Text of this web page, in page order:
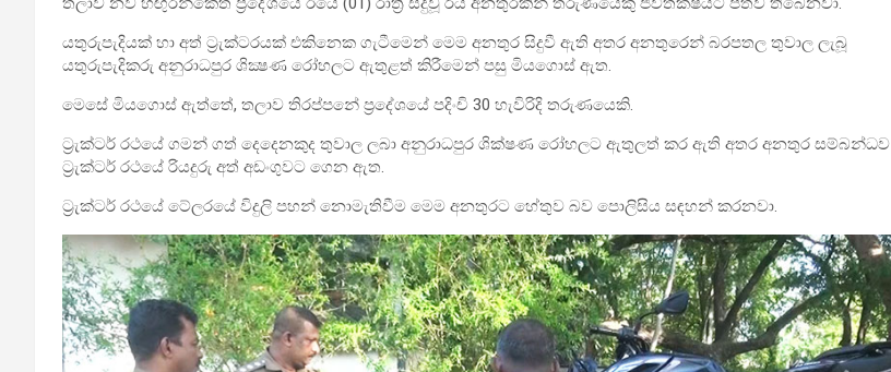
යතුරුපැදියක් හා අත් ට්‍රැක්ටරයක් එකිනෙක ගැටීමෙන් මෙම අනතුර සිදුවී ඇති අතර අනතුරෙන් බරපතල තුවාල ලැබූ
යතුරුපැදිකරු අනුරාධපුර ශික්‍ෂණ රෝහලට ඇතුළත් කිරීමෙන් පසු මියගොස් ඇත.
මෙසේ මියගොස් ඇත්තේ, තලාව තිරප්පනේ ප්‍රදේශයේ පදිංචි 30 හැවිරිදි තරුණයෙකි.
ට්‍රැක්ටර් රථයේ ගමන් ගත් දෙදෙනකුද තුවාල ලබා අනුරාධපුර ශික්ෂණ රෝහලට ඇතුලත් කර ඇති අතර අනතුර සම්බන්ධව
ට්‍රැක්ටර් රථයේ රියදුරු අත් අඩංගුවට ගෙන ඇත.
ට්‍රැක්ටර් රථයේ ටේලරයේ විදුලි පහන් නොමැතිවීම මෙම අනතුරට හේතුව බව පොලිසිය සඳහන් කරනවා.